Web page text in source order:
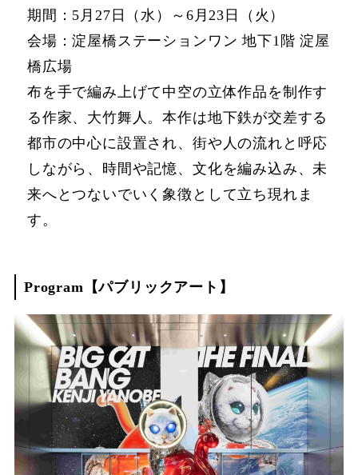
期間：5月27日（水）～6月23日（火）
会場：淀屋橋ステーションワン 地下1階 淀屋
橋広場
布を手で編み上げて中空の立体作品を制作す
る作家、大竹舞人。本作は地下鉄が交差する
都市の中心に設置され、街や人の流れと呼応
しながら、時間や記憶、文化を編み込み、未
来へとつないでいく象徴として立ち現れま
す。
Program【パブリックアート】